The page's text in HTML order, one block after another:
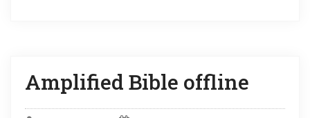
Amplified Bible offline